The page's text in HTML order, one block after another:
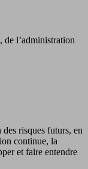
de l’administration
risques futurs, en
continue, la
et faire entendre